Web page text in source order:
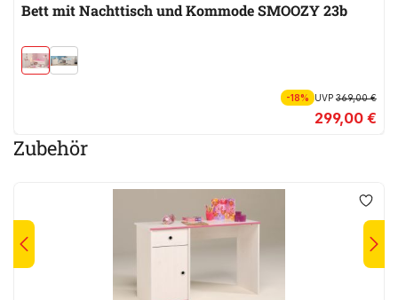
Bett mit Nachttisch und Kommode SMOOZY 23b
-18% UVP369,00 €
299,00 €
Zubehör